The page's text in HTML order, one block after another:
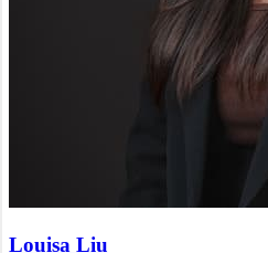
Louisa Liu